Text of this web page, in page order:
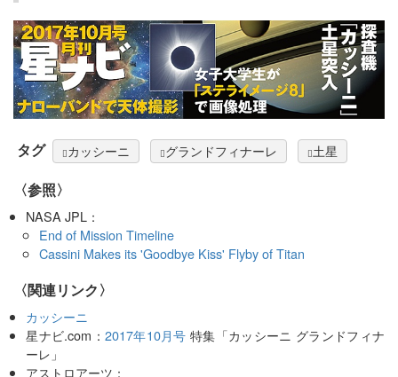
タグ カッシーニ グランドフィナーレ 土星
〈参照〉
NASA JPL：
End of Mission Timeline
Cassini Makes its 'Goodbye Kiss' Flyby of Titan
〈関連リンク〉
カッシーニ
星ナビ.com：2017年10月号 特集「カッシーニ グランドフィナ
ーレ」
アストロアーツ：